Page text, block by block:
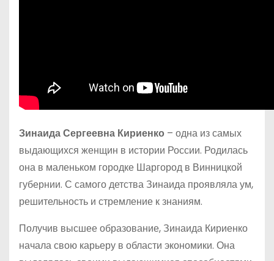
Зинаида Сергеевна Кириенко – одна из самых
выдающихся женщин в истории России. Родилась
она в маленьком городке Шаргород в Винницкой
губернии. С самого детства Зинаида проявляла ум,
решительность и стремление к знаниям.
Получив высшее образование, Зинаида Кириенко
начала свою карьеру в области экономики. Она